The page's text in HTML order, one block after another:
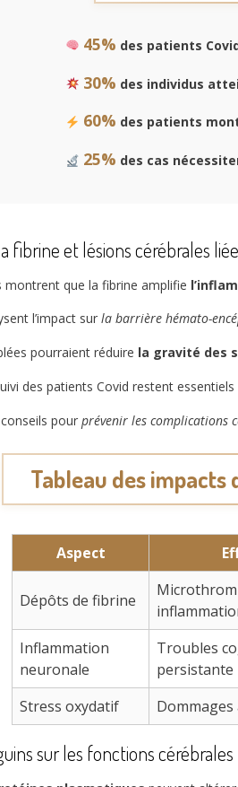
45% des patients
30% des individus
60% des patients
25% des cas
fibrine et lésions cérébrales
montrent que la fibrine amplifie
l’impact sur la barrière hémato-
pourraient réduire la gravité des
des patients Covid restent
pour prévenir les complications
Tableau des
Aspect
Dépôts de fibrine
Inflammation
neuronale
Troubles
persistante
Stress oxydatif
sur les fonctions cérébrales